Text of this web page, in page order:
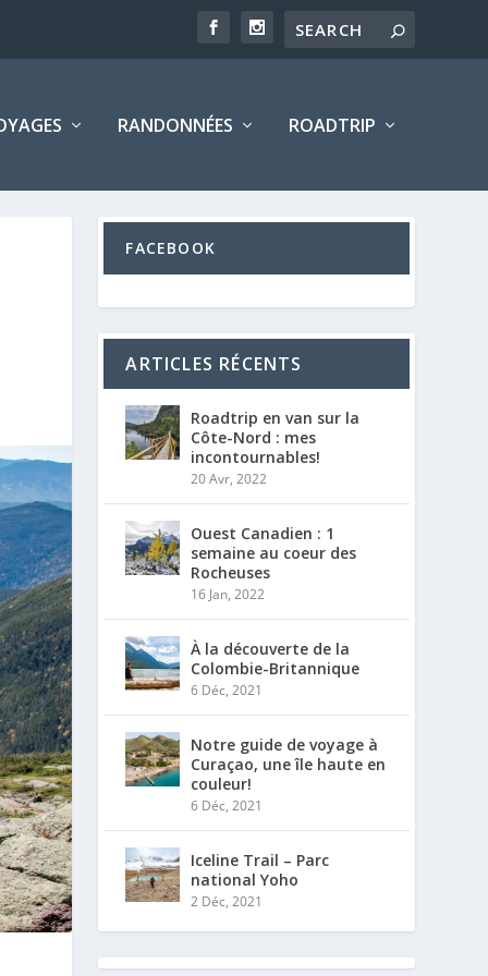
RANDONNÉES ROADTRIP
FACEBOOK
ARTICLES RÉCENTS
Roadtrip en van sur la
Côte-Nord : mes
incontournables!
20 Avr, 2022
Ouest Canadien : 1
semaine au coeur des
Rocheuses
16 Jan, 2022
À la découverte de la
Colombie-Britannique
6 Déc, 2021
Notre guide de voyage à
Curaçao, une île haute en
couleur!
6 Déc, 2021
Iceline Trail – Parc
national Yoho
2 Déc, 2021